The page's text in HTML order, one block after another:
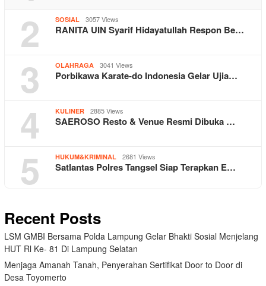
2 SOSIAL 3057 Views
RANITA UIN Syarif Hidayatullah Respon Be…
3 OLAHRAGA 3041 Views
Porbikawa Karate-do Indonesia Gelar Ujia…
4 KULINER 2885 Views
SAEROSO Resto & Venue Resmi Dibuka …
5 HUKUM&KRIMINAL 2681 Views
Satlantas Polres Tangsel Siap Terapkan E…
Recent Posts
LSM GMBI Bersama Polda Lampung Gelar Bhakti Sosial Menjelang
HUT Rl Ke- 81 Di Lampung Selatan
Menjaga Amanah Tanah, Penyerahan Sertifikat Door to Door di
Desa Toyomerto